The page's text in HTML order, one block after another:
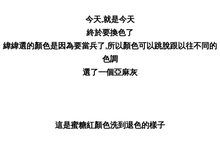
今天,就是今天
終於要換色了
緯緯選的顏色是因為要當兵了,所以顏色可以跳脫跟以往不同的
色調
選了一個亞麻灰
這是蜜糖紅顏色洗到退色的樣子